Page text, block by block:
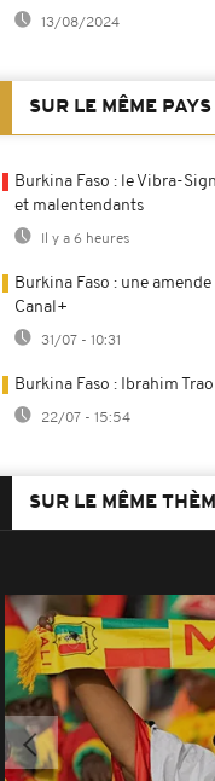
13/08/2024
SUR LE MÊME PAYS
Burkina Faso : le Vibra-
et malentendants
Il y a 6 heures
Burkina Faso : une
Canal+
31/07 - 10:31
Burkina Faso : Ibrahim
22/07 - 15:54
SUR LE MÊME